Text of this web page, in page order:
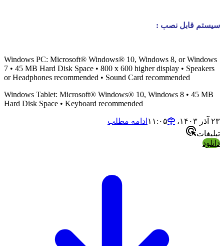
سیستم قابل نصب :
Windows PC: Microsoft® Windows® 10, Windows 8, or Windows
7 • 45 MB Hard Disk Space • 800 x 600 higher display • Speakers
or Headphones recommended • Sound Card recommended
Windows Tablet: Microsoft® Windows® 10, Windows 8 • 45 MB
Hard Disk Space • Keyboard recommended
۲۳ آذر ۱۴۰۳،‏ ۱۱:۰۵
ادامه مطلب
تبلیغات
دانلود